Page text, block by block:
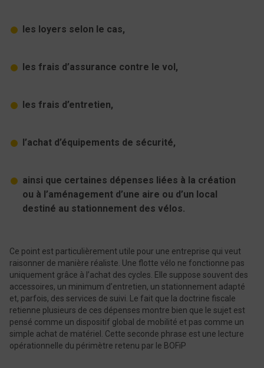
les loyers selon le cas,
les frais d’assurance contre le vol,
les frais d’entretien,
l’achat d’équipements de sécurité,
ainsi que certaines dépenses liées à la création
ou à l’aménagement d’une aire ou d’un local
destiné au stationnement des vélos.
Ce point est particulièrement utile pour une entreprise qui veut
raisonner de manière réaliste. Une flotte vélo ne fonctionne pas
uniquement grâce à l’achat des cycles. Elle suppose souvent des
accessoires, un minimum d’entretien, un stationnement adapté
et, parfois, des services de suivi. Le fait que la doctrine fiscale
retienne plusieurs de ces dépenses montre bien que le sujet est
pensé comme un dispositif global de mobilité et pas comme un
simple achat de matériel. Cette seconde phrase est une lecture
opérationnelle du périmètre retenu par le BOFiP